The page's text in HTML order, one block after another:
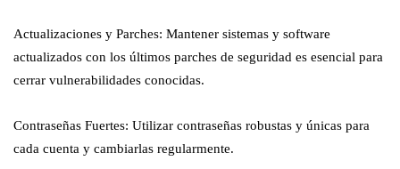
Actualizaciones y Parches: Mantener sistemas y software
actualizados con los últimos parches de seguridad es esencial para
cerrar vulnerabilidades conocidas.
Contraseñas Fuertes: Utilizar contraseñas robustas y únicas para
cada cuenta y cambiarlas regularmente.